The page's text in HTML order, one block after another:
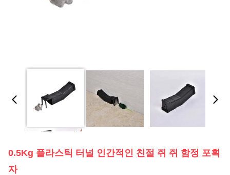
0.5Kg 플라스틱 터널 인간적인 친절 쥐 쥐 함정 포획
자